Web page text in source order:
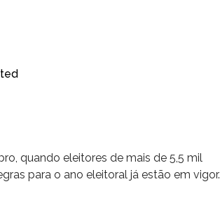
quando eleitores de mais de 5,5 mil
para o ano eleitoral já estão em vigor.